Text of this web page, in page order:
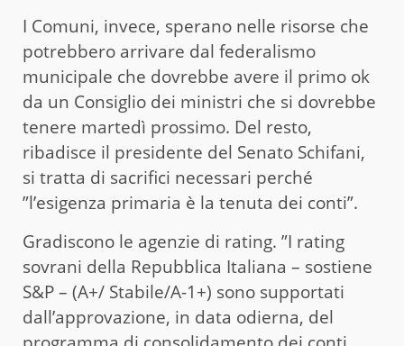
I Comuni, invece, sperano nelle risorse che
potrebbero arrivare dal federalismo
municipale che dovrebbe avere il primo ok
da un Consiglio dei ministri che si dovrebbe
tenere martedì prossimo. Del resto,
ribadisce il presidente del Senato Schifani,
si tratta di sacrifici necessari perché
”l’esigenza primaria è la tenuta dei conti”.
Gradiscono le agenzie di rating. ”I rating
sovrani della Repubblica Italiana – sostiene
S&P – (A+/ Stabile/A-1+) sono supportati
dall’approvazione, in data odierna, del